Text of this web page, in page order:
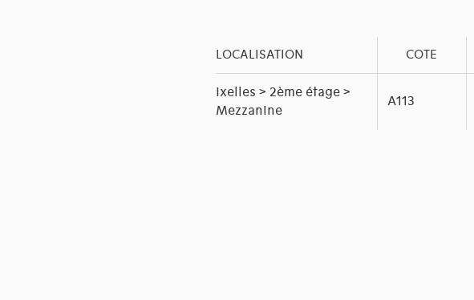
LOCALISATION COTE
Ixelles > 2ème étage >
Mezzanine
A113